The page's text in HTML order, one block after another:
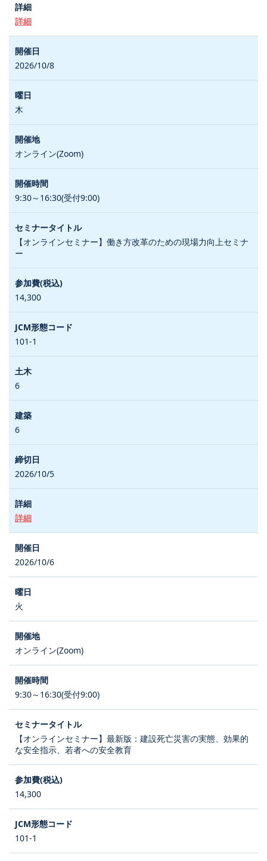
詳細
2026/10/8
木
オンライン(Zoom)
9:30～16:30(受付9:00)
【オンラインセミナー】働き方改革のための現場力向上セミナ
ー
14,300
101-1
6
6
2026/10/5
詳細
2026/10/6
火
オンライン(Zoom)
9:30～16:30(受付9:00)
【オンラインセミナー】最新版：建設死亡災害の実態、効果的
な安全指示、若者への安全教育
14,300
101-1